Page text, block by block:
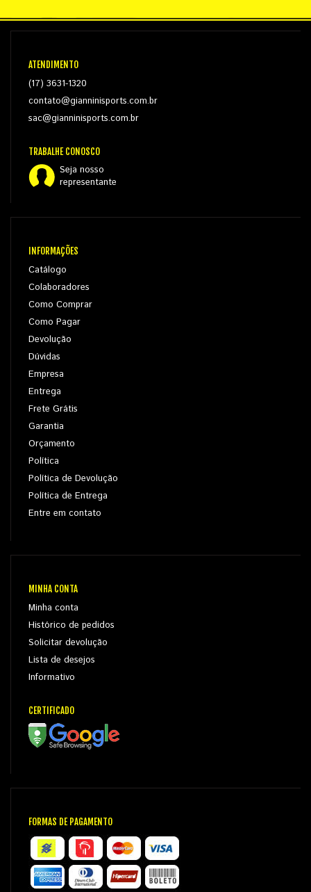
ATENDIMENTO
(17) 3631-1320
contato@gianninisports.com.br
sac@gianninisports.com.br
TRABALHE CONOSCO
Seja nosso
representante
INFORMAÇÕES
Catálogo
Colaboradores
Como Comprar
Como Pagar
Devolução
Dúvidas
Empresa
Entrega
Frete Grátis
Garantia
Orçamento
Política
Política de Devolução
Política de Entrega
Entre em contato
MINHA CONTA
Minha conta
Histórico de pedidos
Solicitar devolução
Lista de desejos
Informativo
CERTIFICADO
FORMAS DE PAGAMENTO